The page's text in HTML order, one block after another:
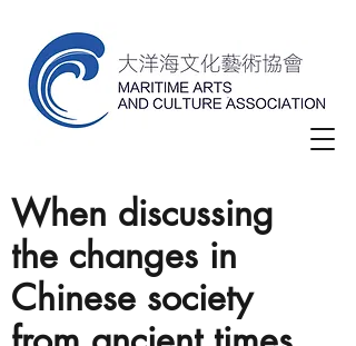
When discussing
the changes in
Chinese society